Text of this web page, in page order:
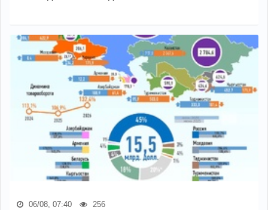
06/08, 07:40 256